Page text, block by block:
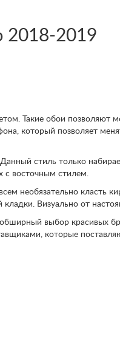
2018-2019
Такие обои позволяют
который позволяет
стиль только
с восточным стилем.
необязательно класть
Визуально от
выбор красивых
которые